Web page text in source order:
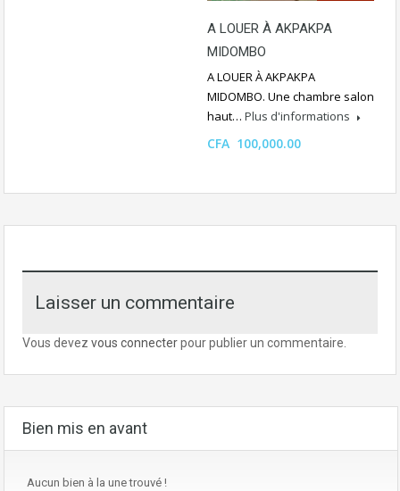
A LOUER À AKPAKPA
MIDOMBO
A LOUER À AKPAKPA
MIDOMBO. Une chambre salon
haut… Plus d'informations
CFA 100,000.00
Laisser un commentaire
Vous devez vous connecterpour publier un commentaire.
Bien mis en avant
Aucun bien à la une trouvé !